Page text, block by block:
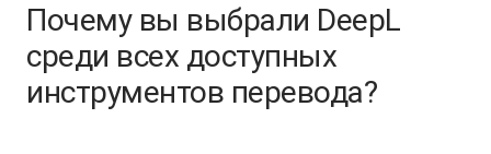
Почему вы выбрали DeepL
среди всех доступных
инструментов перевода?